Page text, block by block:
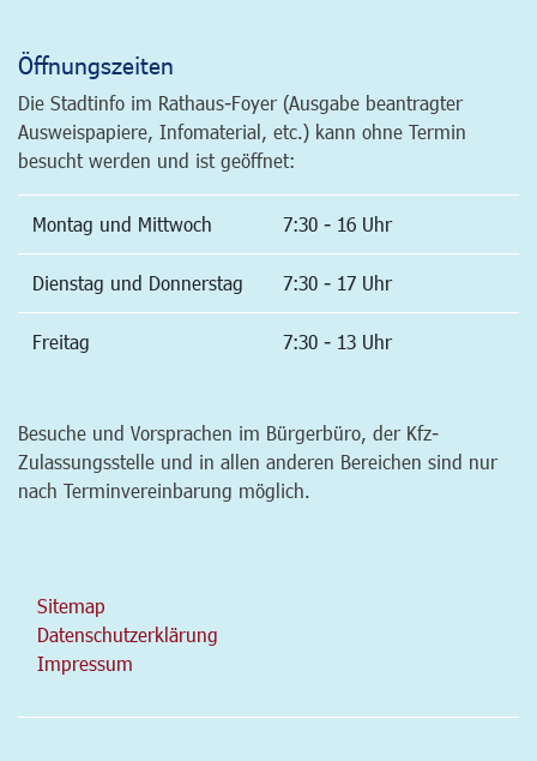
Öffnungszeiten
Die Stadtinfo im Rathaus-Foyer (Ausgabe beantragter
Ausweispapiere, Infomaterial, etc.) kann ohne Termin
besucht werden und ist geöffnet:
Montag und Mittwoch 7:30 - 16 Uhr
Dienstag und Donnerstag 7:30 - 17 Uhr
Freitag 7:30 - 13 Uhr
Besuche und Vorsprachen im Bürgerbüro, der Kfz-
Zulassungsstelle und in allen anderen Bereichen sind nur
nach Terminvereinbarung möglich.
Sitemap
Datenschutzerklärung
Impressum